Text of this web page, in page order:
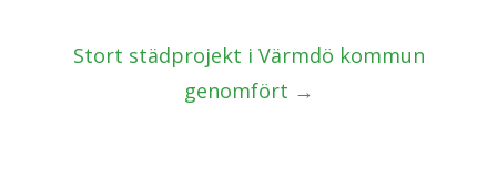
Stort städprojekt i Värmdö kommun
genomfört →